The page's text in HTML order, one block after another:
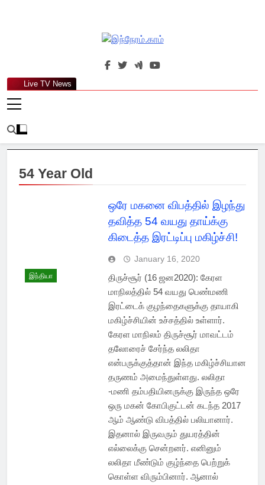
Live TV News
இந்நேரம்.காம்
செய்திகளுக்கு அப்பால்…
54 Year Old
இந்தியா
ஒரே மகனை விபத்தில் இழந்து
தவித்த 54 வயது தாய்க்கு
கிடைத்த இரட்டிப்பு மகிழ்ச்சி!
January 16, 2020
திருச்சூர் (16 ஜன2020): கேரள
மாநிலத்தில் 54 வயது பெண்மணி
இரட்டைக் குழந்தைகளுக்கு தாயாகி
மகிழ்ச்சியின் உச்சத்தில் உள்ளார்.
கேரள மாநிலம் திருச்சூர் மாவட்டம்
தலோரைச் சேர்ந்த லலிதா
என்பருக்குத்தான் இந்த மகிழ்ச்சியான
தருணம் அமைந்துள்ளது. லலிதா
-மணி தம்பதியினருக்கு இருந்த ஒரே
ஒரு மகன் கோபிகுட்டன் கடந்த 2017
ஆம் ஆண்டு விபத்தில் பலியானார்.
இதனால் இருவரும் துயரத்தின்
எல்லைக்கு சென்றனர். எனினும்
லலிதா மீண்டும் குழ்ந்தை பெற்றுக்
கொள்ள விரும்பினார். ஆனால்